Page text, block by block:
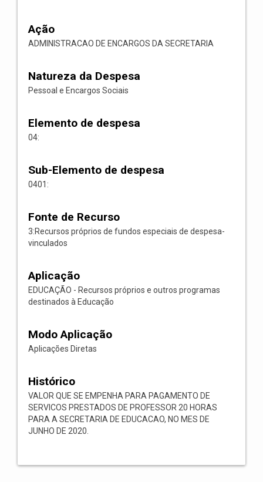
Ação
ADMINISTRACAO DE ENCARGOS DA SECRETARIA
Natureza da Despesa
Pessoal e Encargos Sociais
Elemento de despesa
04:
Sub-Elemento de despesa
0401:
Fonte de Recurso
3:Recursos próprios de fundos especiais de despesa-
vinculados
Aplicação
EDUCAÇÃO - Recursos próprios e outros programas
destinados à Educação
Modo Aplicação
Aplicações Diretas
Histórico
VALOR QUE SE EMPENHA PARA PAGAMENTO DE
SERVICOS PRESTADOS DE PROFESSOR 20 HORAS
PARA A SECRETARIA DE EDUCACAO, NO MES DE
JUNHO DE 2020.